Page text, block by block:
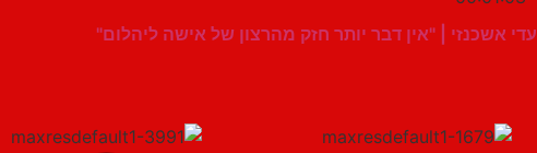
עדי אשכנזי | "אין דבר יותר חזק מהרצון של אישה ליהלום"